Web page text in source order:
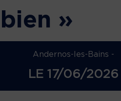
»
Andernos-les-Bains -
LE 17/06/2026